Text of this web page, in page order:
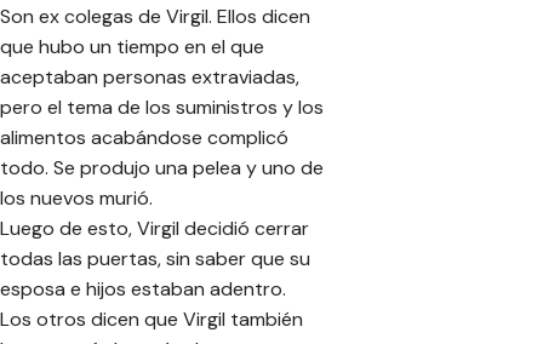
Son ex colegas de Virgil. Ellos dicen
que hubo un tiempo en el que
aceptaban personas extraviadas,
pero el tema de los suministros y los
alimentos acabándose complicó
todo. Se produjo una pelea y uno de
los nuevos murió.
Luego de esto, Virgil decidió cerrar
todas las puertas, sin saber que su
esposa e hijos estaban adentro.
Los otros dicen que Virgil también